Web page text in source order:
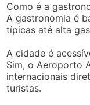
Como é a
A gastronomia é
típicas até alta
A cidade é
Sim, o Aeroporto
internacionais
turistas.